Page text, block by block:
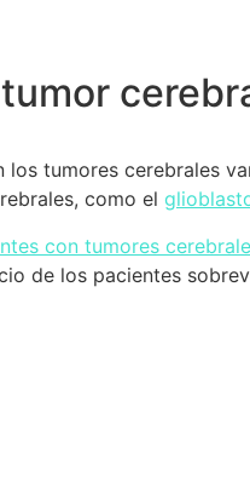
tumores cerebrales
como el
con tumores
de los pacientes